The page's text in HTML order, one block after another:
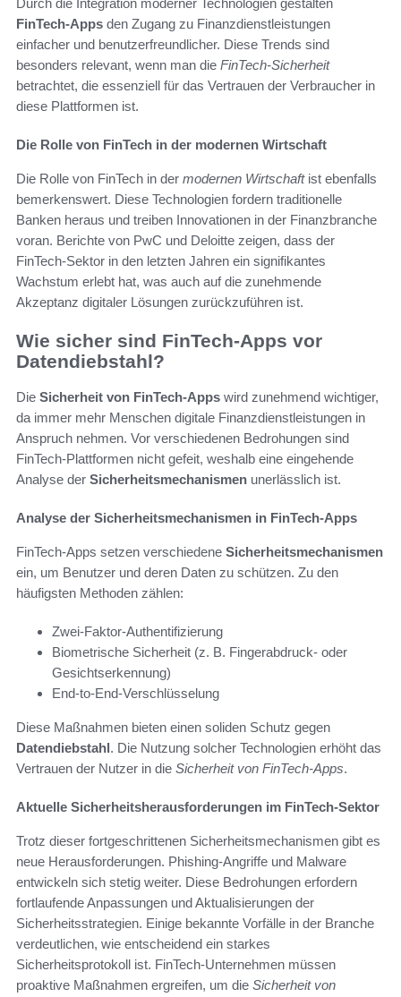
FinTech-Apps den Zugang zu Finanzdienstleistungen
einfacher und benutzerfreundlicher. Diese Trends sind
besonders relevant, wenn man die FinTech-Sicherheit
betrachtet, die essenziell für das Vertrauen der Verbraucher in
diese Plattformen ist.
Die Rolle von FinTech in der modernen Wirtschaft
Die Rolle von FinTech in der modernen Wirtschaftist ebenfalls
bemerkenswert. Diese Technologien fordern traditionelle
Banken heraus und treiben Innovationen in der Finanzbranche
voran. Berichte von PwC und Deloitte zeigen, dass der
FinTech-Sektor in den letzten Jahren ein signifikantes
Wachstum erlebt hat, was auch auf die zunehmende
Akzeptanz digitaler Lösungen zurückzuführen ist.
Wie sicher sind FinTech-Apps vor
Datendiebstahl?
Die Sicherheit von FinTech-Apps wird zunehmend wichtiger,
da immer mehr Menschen digitale Finanzdienstleistungen in
Anspruch nehmen. Vor verschiedenen Bedrohungen sind
FinTech-Plattformen nicht gefeit, weshalb eine eingehende
Analyse der Sicherheitsmechanismen unerlässlich ist.
Analyse der Sicherheitsmechanismen in FinTech-Apps
FinTech-Apps setzen verschiedene Sicherheitsmechanismen
ein, um Benutzer und deren Daten zu schützen. Zu den
häufigsten Methoden zählen:
Zwei-Faktor-Authentifizierung
Biometrische Sicherheit (z. B. Fingerabdruck- oder
Gesichtserkennung)
End-to-End-Verschlüsselung
Diese Maßnahmen bieten einen soliden Schutz gegen
Datendiebstahl. Die Nutzung solcher Technologien erhöht das
Vertrauen der Nutzer in die Sicherheit von FinTech-Apps.
Aktuelle Sicherheitsherausforderungen im FinTech-Sektor
Trotz dieser fortgeschrittenen Sicherheitsmechanismen gibt es
neue Herausforderungen. Phishing-Angriffe und Malware
entwickeln sich stetig weiter. Diese Bedrohungen erfordern
fortlaufende Anpassungen und Aktualisierungen der
Sicherheitsstrategien. Einige bekannte Vorfälle in der Branche
verdeutlichen, wie entscheidend ein starkes
Sicherheitsprotokoll ist. FinTech-Unternehmen müssen
proaktive Maßnahmen ergreifen, um die Sicherheit von